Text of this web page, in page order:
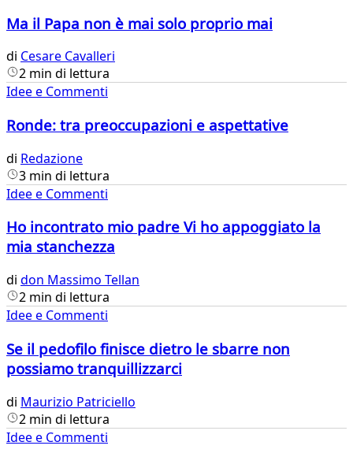
Ma il Papa non è mai solo proprio mai
di Cesare Cavalleri
2 min di lettura
Idee e Commenti
Ronde: tra preoccupazioni e aspettative
di Redazione
3 min di lettura
Idee e Commenti
Ho incontrato mio padre Vi ho appoggiato la
mia stanchezza
di don Massimo Tellan
2 min di lettura
Idee e Commenti
Se il pedofilo finisce dietro le sbarre non
possiamo tranquillizzarci
di Maurizio Patriciello
2 min di lettura
Idee e Commenti